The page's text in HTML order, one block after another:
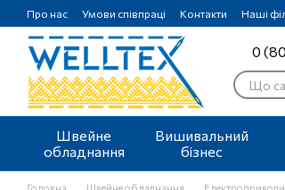
Перейти до основного контенту
Про нас Умови співпраці Контакти Наші
0
Швейне
обладнання
Вишивальний
бізнес